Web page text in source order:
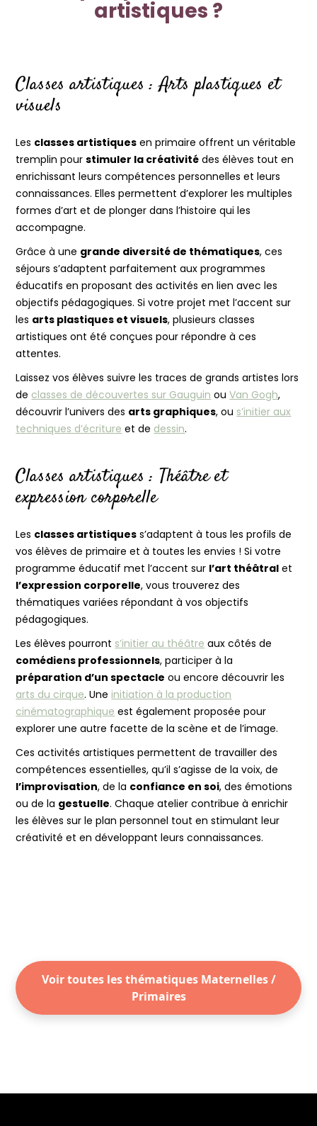
artistiques ?
Classes artistiques : Arts plastiques et
visuels
Les classes artistiques en primaire offrent un véritable
tremplin pourstimuler la créativité des élèves tout en
enrichissant leurs compétences personnelles et leurs
connaissances. Elles permettent d’explorer les multiples
formes d’art et de plonger dans l’histoire qui les
accompagne.
Grâce à une grande diversité de thématiques, ces
séjours s’adaptent parfaitement aux programmes
éducatifs en proposant des activités en lien avec les
objectifs pédagogiques. Si votre projet met l’accent sur
les arts plastiques et visuels, plusieurs classes
artistiques ont été conçues pour répondre à ces
attentes.
Laissez vos élèves suivre les traces de grands artistes lors
de classes de découvertes sur Gauguin ouVan Gogh,
découvrir l’univers des arts graphiques, ou s’initier aux
techniques d’écriture et de dessin.
Classes artistiques : Théâtre et
expression corporelle
Les classes artistiques s’adaptent à tous les profils de
vos élèves de primaire et à toutes les envies ! Si votre
programme éducatif met l’accent sur l’art théâtral et
l’expression corporelle, vous trouverez des
thématiques variées répondant à vos objectifs
pédagogiques.
Les élèves pourront s’initier au théâtre aux côtés de
comédiens professionnels, participer à la
préparation d’un spectacle ou encore découvrir les
arts du cirque. Une initiation à la production
cinématographique est également proposée pour
explorer une autre facette de la scène et de l’image.
Ces activités artistiques permettent de travailler des
compétences essentielles, qu’il s’agisse de la voix, de
l’improvisation, de la confiance en soi, des émotions
ou de la gestuelle. Chaque atelier contribue à enrichir
les élèves sur le plan personnel tout en stimulant leur
créativité et en développant leurs connaissances.
Voir toutes les thématiques Maternelles /
Primaires